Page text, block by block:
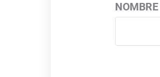
NOMBRE